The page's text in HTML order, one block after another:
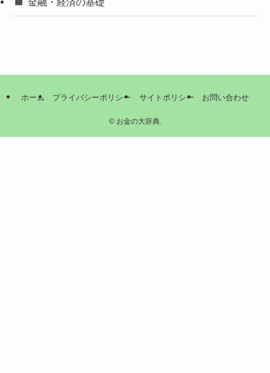
ホーム プライバシーポリシー サイトポリシー お問い合わせ
©お金の大辞典.